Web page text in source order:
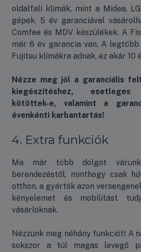
oldalfali klímák, mint a Midea,
gépek. 5 év garanciával
Comfee és MDV készülékek. A
már 6 év garancia van. A
Fujitsu klímákra adnak, ez akár 10
Nézze meg jól a garanciális
kiegészítéshez, esetleges
kötöttek-e, valamint a
évenkénti karbantartás!
4. Extra funkciók
Ma már több dolgot
berendezéstől, minthogy csak
otthon, a gyártók azon
kényelemet és mobilitást
vásárlóknak.
Nézzünk meg néhány funkciót! A
sokszor a túl magas levegő